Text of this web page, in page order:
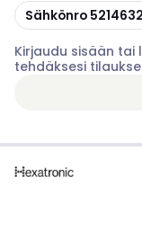
Kopioi
Sähkönro 5214632
Kirjaudu sisään tai
tehdäksesi